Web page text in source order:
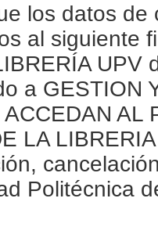
los datos
al siguiente
a GESTION
AL
LA
Politécnica